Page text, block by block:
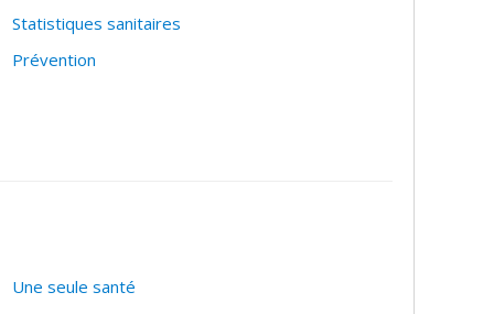
Statistiques sanitaires
Prévention
Une seule santé